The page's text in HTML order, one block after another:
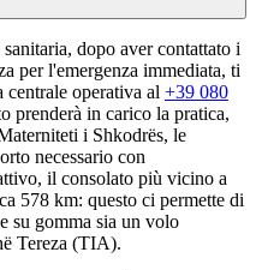
dopo aver contattato i
per l'emergenza immediata, ti
operativa al +39 080
prenderà in carico la pratica,
i Shkodrës, le
necessario con
il consolato più vicino a
578 km: questo ci permette di
su gomma sia un volo
Tereza (TIA).